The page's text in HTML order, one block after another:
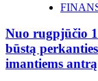
Nuo rugpjūčio
būstą
imantiems